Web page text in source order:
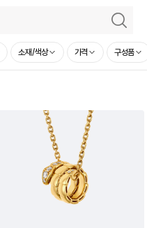
소재/색상 가격 구성품